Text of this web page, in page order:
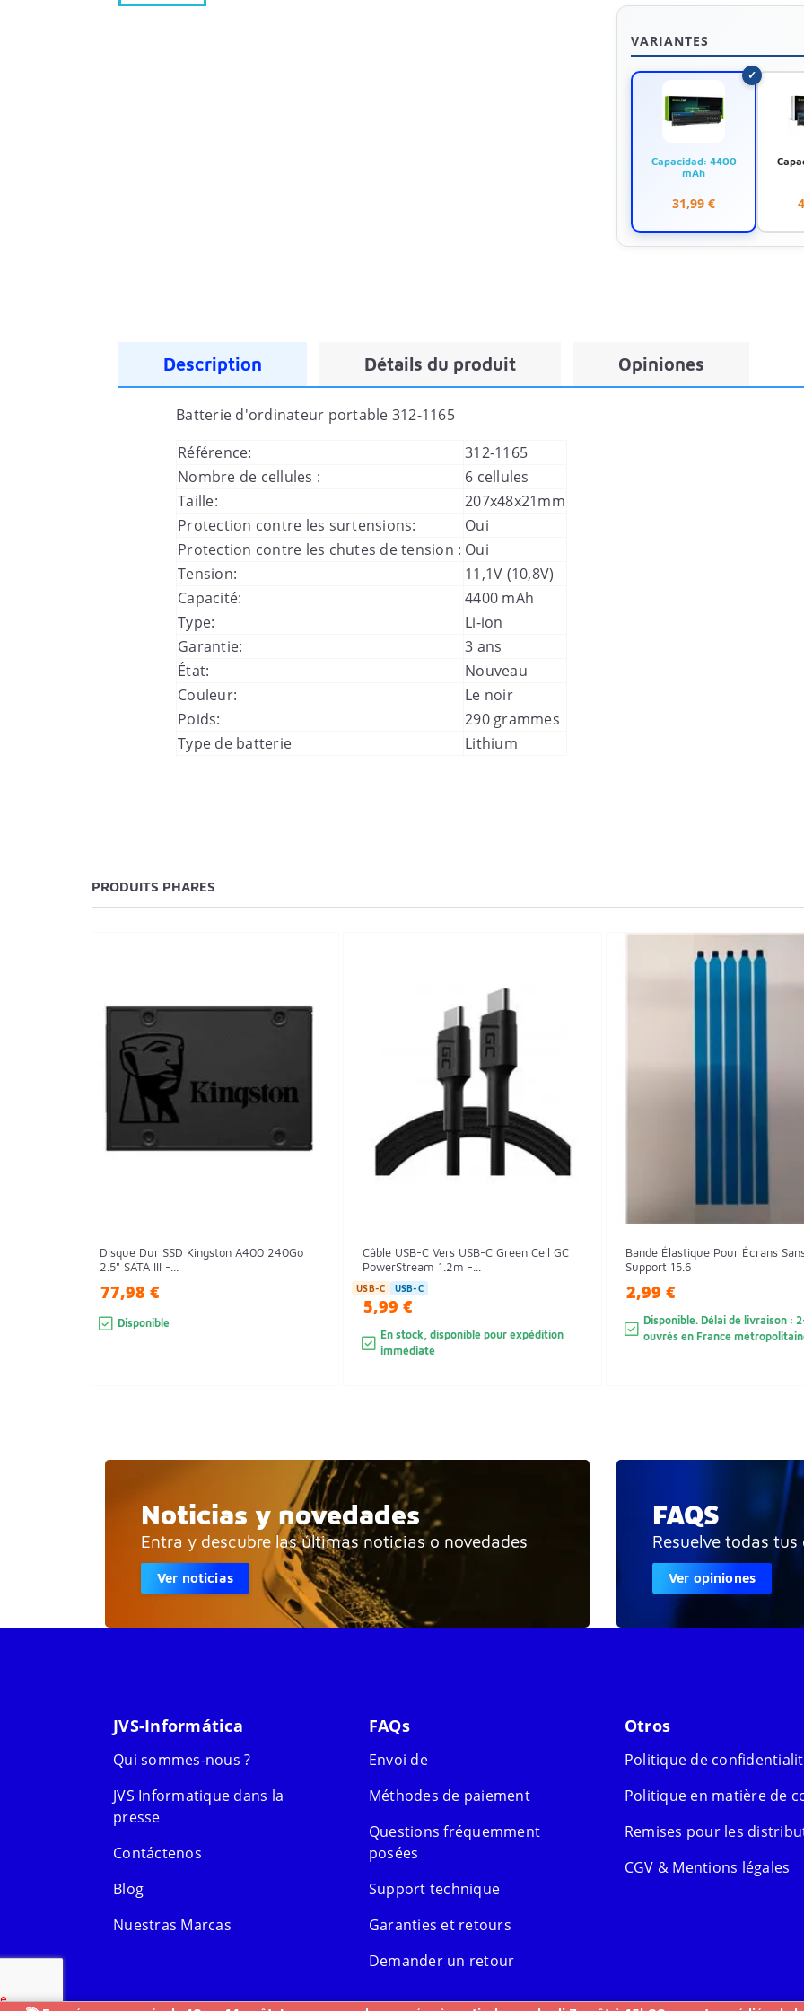
VARIANTES
Capacidad: 4400
mAh
31,99 €
Description Détails du produit Opiniones
Batterie d'ordinateur portable 312-1165
Référence:
312-1165
Nombre de cellules :
6 cellules
Taille:
207x48x21mm
Protection contre les surtensions:
Oui
Protection contre les chutes de tension : Oui
Tension:
11,1V (10,8V)
Capacité:
4400 mAh
Type:
Li-ion
Garantie:
3 ans
État:
Nouveau
Couleur:
Le noir
Poids:
290 grammes
Type de batterie
Lithium
PRODUITS PHARES
Disque Dur SSD Kingston A400 240Go
2.5" SATA III -...
77,98 €
Disponible
Câble USB-C Vers USB-C Green Cell GC
PowerStream 1.2m -...
USB-C USB-C
5,99 €
En stock, disponible pour expédition
immédiate
Bande Élastique Pour Écrans
Support 15.6
2,99 €
Disponible. Délai de livraison :
ouvrés en France
Noticias y novedades
Entra y descubre las últimas noticias o novedades
Ver noticias
FAQS
Resuelve todas tus
Ver opiniones
JVS-Informática
Qui sommes-nous ?
JVS Informatique dans la
presse
Contáctenos
Blog
Nuestras Marcas
FAQs
Envoi de
Méthodes de paiement
Questions fréquemment
posées
Support technique
Garanties et retours
Demander un retour
Otros
Politique de
Politique en matière de
Remises pour les
CGV & Mentions légales